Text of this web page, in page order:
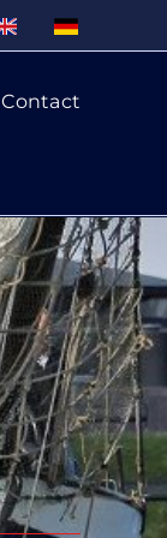
Contact